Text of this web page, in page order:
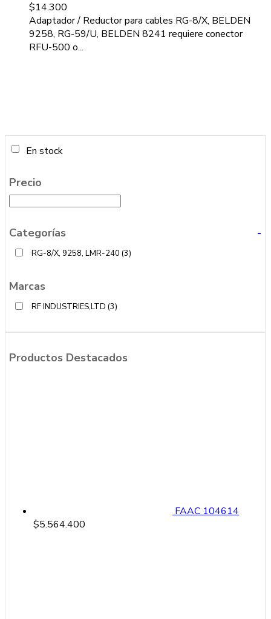
$14.300
Adaptador / Reductor para cables RG-8/X, BELDEN
9258, RG-59/U, BELDEN 8241 requiere conector
RFU-500 o...
En stock
Precio
Categorías -
RG-8/X, 9258, LMR-240 (3)
Marcas
RF INDUSTRIES,LTD (3)
Productos Destacados
FAAC 104614
$5.564.400